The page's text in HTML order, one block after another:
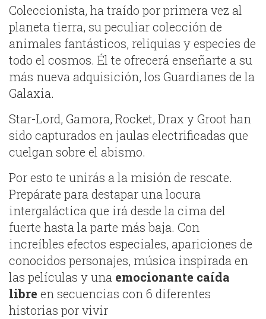
Coleccionista, ha traído por primera vez al
planeta tierra, su peculiar colección de
animales fantásticos, reliquias y especies de
todo el cosmos. Él te ofrecerá enseñarte a su
más nueva adquisición, los Guardianes de la
Galaxia.
Star-Lord, Gamora, Rocket, Drax y Groot han
sido capturados en jaulas electrificadas que
cuelgan sobre el abismo.
Por esto te unirás a la misión de rescate.
Prepárate para destapar una locura
intergaláctica que irá desde la cima del
fuerte hasta la parte más baja. Con
increíbles efectos especiales, apariciones de
conocidos personajes, música inspirada en
las películas y una emocionante caída
libre en secuencias con 6 diferentes
historias por vivir